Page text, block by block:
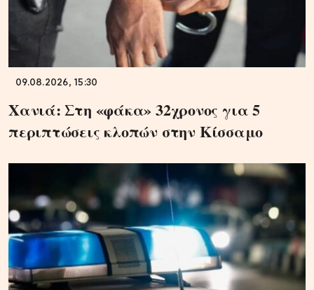
09.08.2026, 15:30
Χανιά: Στη «φάκα» 32χρονος για 5
περιπτώσεις κλοπών στην Κίσσαμο